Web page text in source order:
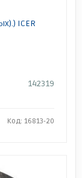
ICER
142319
Код: 16813-20